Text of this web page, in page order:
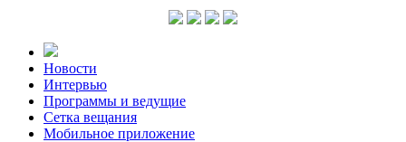
Новости
Интервью
Программы и ведущие
Сетка вещания
Мобильное приложение